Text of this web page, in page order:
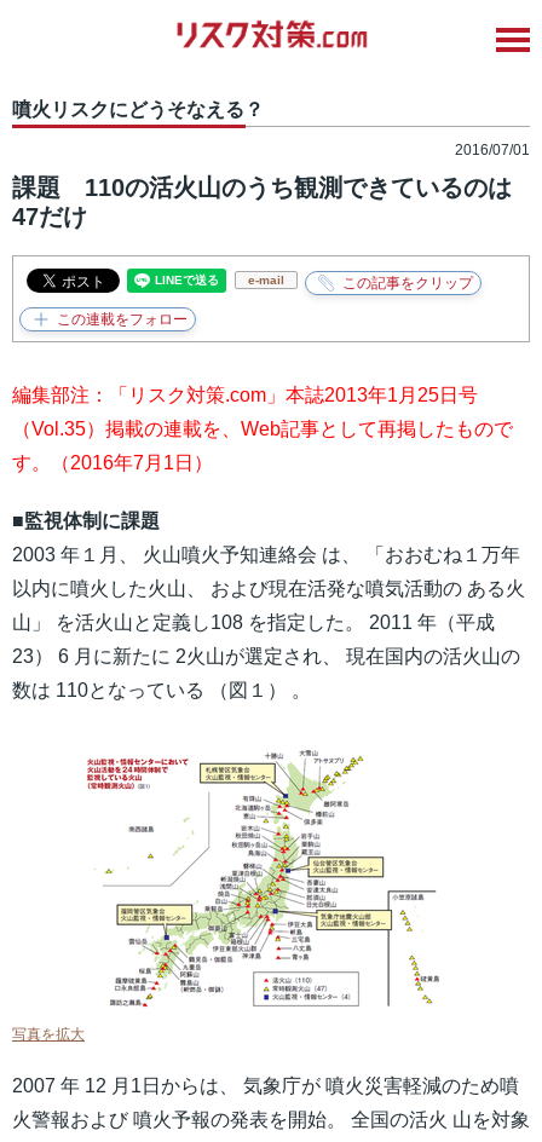
噴火リスクにどうそなえる？
2016/07/01
課題 110の活火山のうち観測できているのは
47だけ
e-mail
編集部注：「リスク対策.com」本誌2013年1月25日号
（Vol.35）掲載の連載を、Web記事として再掲したもので
す。（2016年7月1日）
■監視体制に課題
2003 年１月、 火山噴火予知連絡会 は、 「おおむね１万年
以内に噴火した火山、 および現在活発な噴気活動の ある火
山」 を活火山と定義し108 を指定した。 2011 年（平成
23） 6 月に新たに 2火山が選定され、 現在国内の活火山の
数は 110となっている （図１） 。
写真を拡大
2007 年 12 月1日からは、 気象庁が 噴火災害軽減のため噴
火警報および 噴火予報の発表を開始。 全国の活火 山を対象